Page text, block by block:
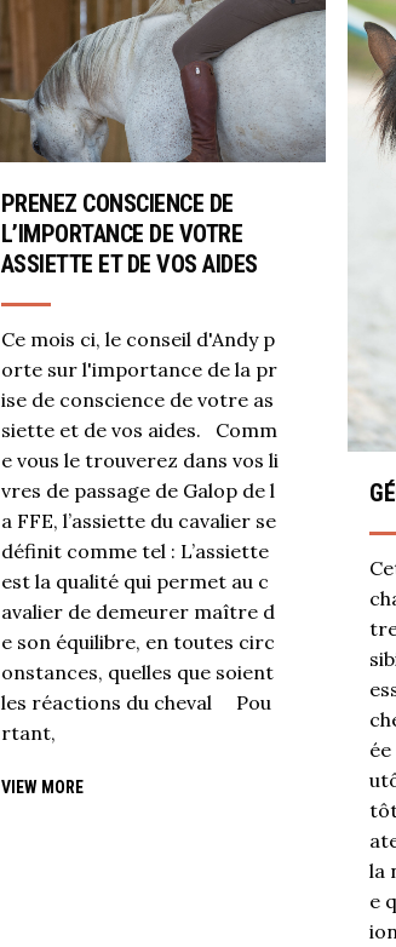
PRENEZ CONSCIENCE DE
L’IMPORTANCE DE VOTRE
ASSIETTE ET DE VOS AIDES
Ce mois ci, le conseil d'Andy p
orte sur l'importance de la pr
ise de conscience de votre as
siette et de vos aides. Comm
e vous le trouverez dans vos li
vres de passage de Galop de l
a FFE, l’assiette du cavalier se
définit comme tel : L’assiette
est la qualité qui permet au c
avalier de demeurer maître d
e son équilibre, en toutes circ
onstances, quelles que soient
les réactions du cheval Pou
rtant,
VIEW MORE
la
e